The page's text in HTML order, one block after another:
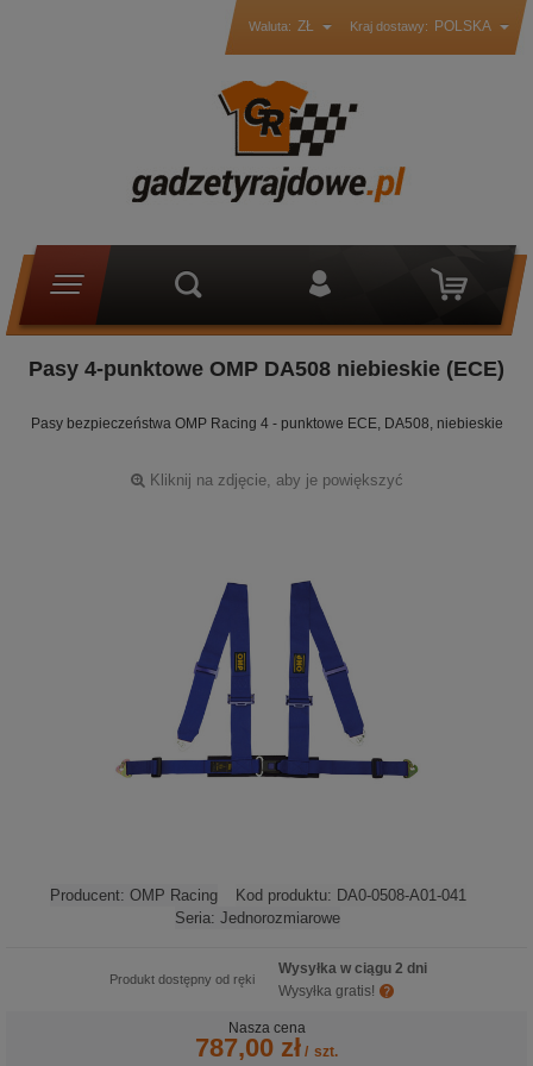
Waluta: ZŁ Kraj dostawy: POLSKA
Pasy 4-punktowe OMP DA508 niebieskie (ECE)
Pasy bezpieczeństwa OMP Racing 4 - punktowe ECE, DA508, niebieskie
Kliknij na zdjęcie, aby je powiększyć
Producent: OMP Racing Kod produktu: DA0-0508-A01-041
Seria: Jednorozmiarowe
Produkt dostępny od ręki
Wysyłka w ciągu 2 dni
Wysyłka gratis!
Nasza cena
787,00 zł / szt.